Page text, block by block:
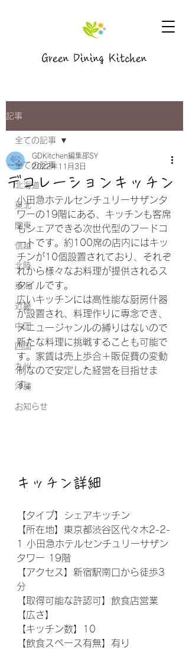
Green Dining Kitchen
記事
全ての記事
北海道
東北
関東
信越
北陸
東海
近畿
中国
四国
九州
沖縄
お知らせ
全ての記事
デコレーションキッチン
GDKitchen編集部SY
2022年11月3日
小田急ホテルセンチュリーサザンタ
ワーの19階にある、キッチンも客席
もシェアできる次世代型のフードコ
ートです。約100席の店内にはキッ
チンが10個設置されており、それぞ
れから様々なお料理が提供されるス
タイルです。
広いキッチンには高性能な厨房什器
が設置され、料理作りに専念でき、
メニュージャンルの縛りはないので
新たな料理に挑戦することも可能で
す。家賃は売上歩合＋販促費の変動
制なので安定した経営を目指せま
す。
キッチン詳細
【 タイプ】シェアキッチン
【所在地】東京都渋谷区代々木2-2-
1 小田急ホテルセンチュリーサザン
タワー 19階
【アクセス】新宿駅南口から徒歩3
分
【取得可能な許認可】飲食店営業
【広さ】
【キッチン数】10
【飲食スペース有無】有り